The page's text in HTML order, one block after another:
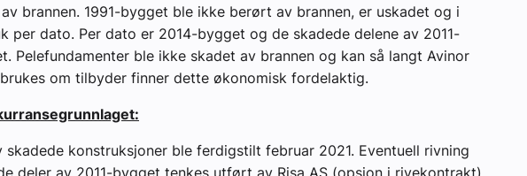
brannen. 1991-bygget ble ikke berørt av brannen, er uskadet og i
per dato. Per dato er 2014-bygget og de skadede delene av 2011-
Pelefundamenter ble ikke skadet av brannen og kan så langt Avinor
om tilbyder finner dette økonomisk fordelaktig.
skadede konstruksjoner ble ferdigstilt februar 2021. Eventuell rivning